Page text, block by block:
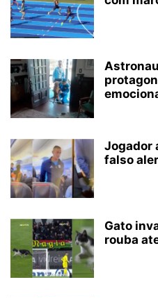
Jogador
falso
Gato
rouba